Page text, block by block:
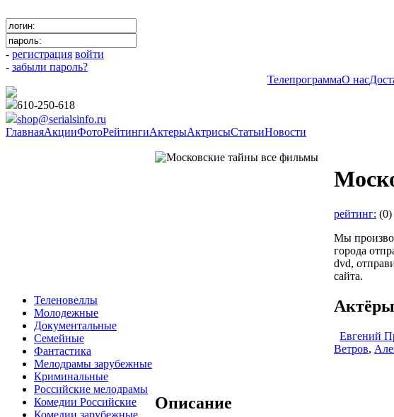
- регистрация войти
- забыли пароль?
ТелепрограммаО нас
610-250-618
shop@serialsinfo.ru
ГлавнаяАкцииФотоРейтингиАктерыАктрисыСтатьиНовости
Теленовеллы
Молодежные
Документальные
Семейные
Фантастика
Мелодрамы зарубежные
Криминальные
Российские мелодрамы
Комедии Российские
Комедии зарубежные
рейтинг: (0)
Мы
города
dvd,
сайта.
Евгений
Ветров,
Описание